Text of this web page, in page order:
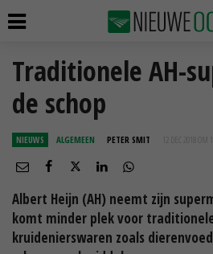
Traditionele AH-
de schop
NIEUWS ALGEMEEN PETER SMIT 12 DEC 2018 OM
Albert Heijn (AH) neemt zijn
komt minder plek voor
kruidenierswaren zoals